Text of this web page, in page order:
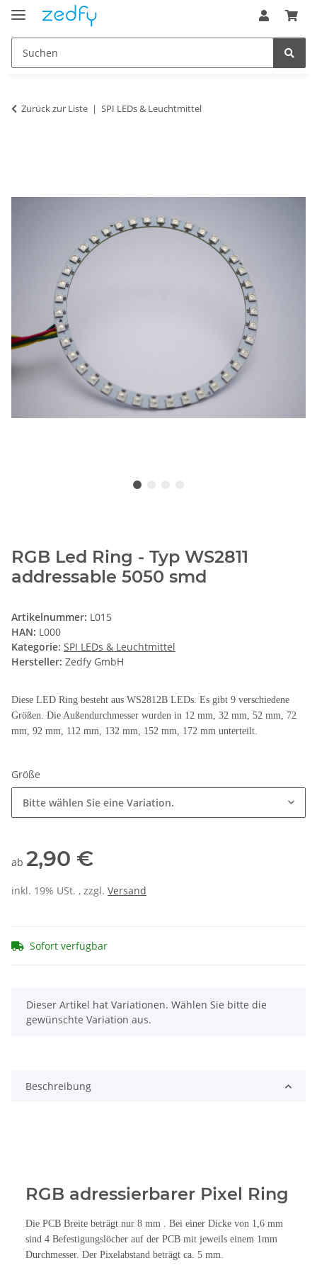
Zurück zur Liste SPI LEDs & Leuchtmittel
RGB Led Ring - Typ WS2811
addressable 5050 smd
Artikelnummer: L015
HAN: L000
Kategorie: SPI LEDs & Leuchtmittel
Hersteller: Zedfy GmbH
Diese LED Ring besteht aus WS2812B LEDs. Es gibt 9 verschiedene
Größen. Die Außendurchmesser wurden in 12 mm, 32 mm, 52 mm, 72
mm, 92 mm, 112 mm, 132 mm, 152 mm, 172 mm unterteilt.
Größe
Bitte wählen Sie eine Variation.
ab 2,90 €
inkl. 19% USt. , zzgl. Versand
Sofort verfügbar
x
Dieser Artikel hat Variationen. Wählen Sie bitte die
gewünschte Variation aus.
Beschreibung
RGB adressierbarer Pixel Ring
Die PCB Breite beträgt nur 8 mm . Bei einer Dicke von 1,6 mm
sind 4 Befestigungslöcher auf der PCB mit jeweils einem 1mm
Durchmesser. Der Pixelabstand beträgt ca. 5 mm.